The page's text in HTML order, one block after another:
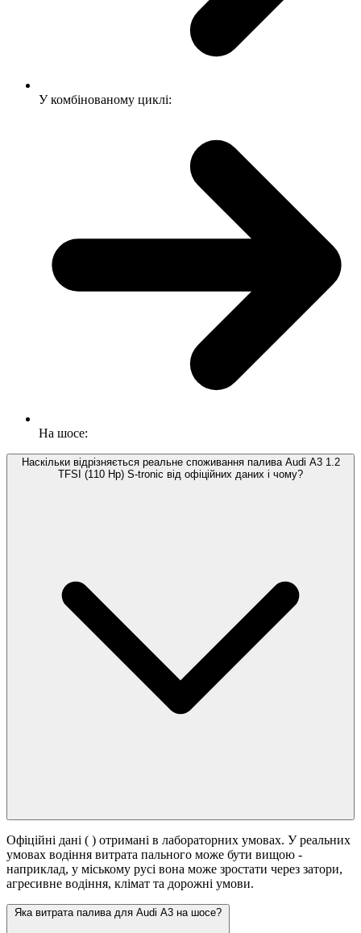
У комбінованому циклі:
На шосе:
Наскільки відрізняється реальне споживання палива Audi A3 1.2
TFSI (110 Hp) S-tronic від офіційних даних і чому?
Офіційні дані ( ) отримані в лабораторних умовах. У реальних
умовах водіння витрата пального може бути вищою -
наприклад, у міському русі вона може зростати через затори,
агресивне водіння, клімат та дорожні умови.
Яка витрата палива для Audi A3 на шосе?